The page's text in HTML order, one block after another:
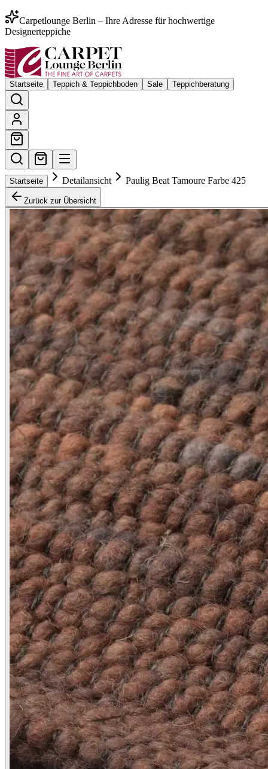
Carpetlounge Berlin – Ihre Adresse für hochwertige
Designerteppiche
Startseite Teppich & Teppichboden Sale Teppichberatung
Startseite Detailansicht Paulig Beat Tamoure Farbe 425
Zurück zur Übersicht